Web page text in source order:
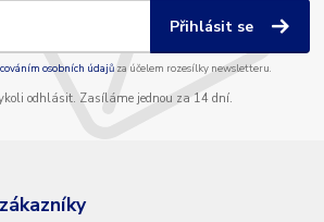
Přihlásit se
osobních údajůza účelem rozesílky newsletteru.
odhlásit. Zasíláme jednou za 14 dní.